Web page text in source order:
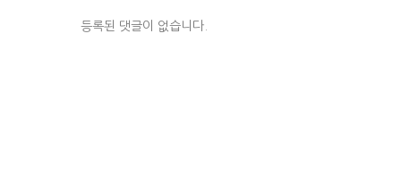
등록된 댓글이 없습니다.